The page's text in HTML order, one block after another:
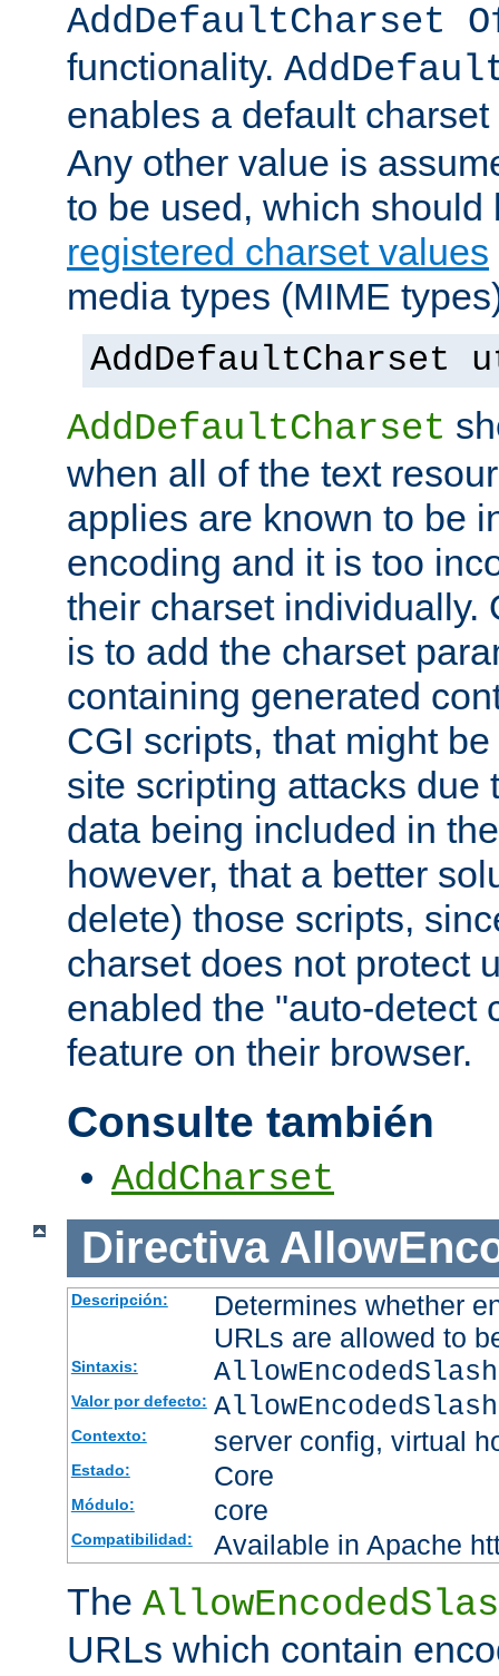
AddDefaultCharset
functionality.
enables a default
Any other value is
to be used, which
registered charset values
media types (MIME
AddDefaultCharset
AddDefaultCharset
when all of the text
applies are known to be
encoding and it is too
their charset individually.
is to add the charset
containing generated
CGI scripts, that might
site scripting attacks due
data being included in
however, that a better
delete) those scripts,
charset does not protect
enabled the "auto-detect
feature on their browser.
Consulte también
AddCharset
Directiva
Descripción:
Determines whether
URLs are allowed to
Sintaxis:
Valor por defecto:
Contexto: server config, virtual
Estado: Core
Módulo: core
Compatibilidad: Available in Apache
The
URLs which contain